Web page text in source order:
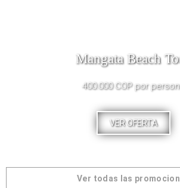
Mangata Beach
400.000 COP por
VER OFERTA
Ver todas las